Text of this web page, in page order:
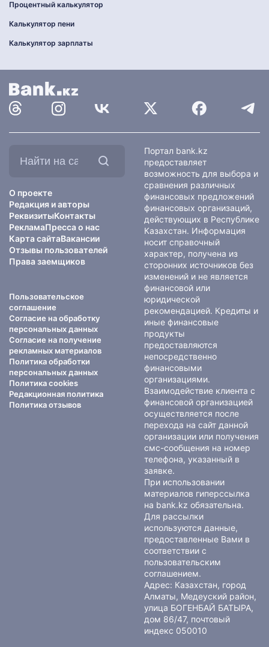
Процентный калькулятор
Калькулятор пени
Калькулятор зарплаты
О проекте
Редакция и авторы
РеквизитыКонтакты
РекламаПресса о нас
Карта сайтаВакансии
Отзывы пользователей
Права заемщиков
Пользовательское
соглашение
Согласие на обработку
персональных данных
Согласие на получение
рекламных материалов
Политика обработки
персональных данных
Политика cookies
Редакционная политика
Политика отзывов
Портал bank.kz
предоставляет
возможность для выбора и
сравнения различных
финансовых предложений
финансовых организаций,
действующих в Республике
Казахстан. Информация
носит справочный
характер, получена из
сторонних источников без
изменений и не является
финансовой или
юридической
рекомендацией. Кредиты и
иные финансовые
продукты
предоставляются
непосредственно
финансовыми
организациями.
Взаимодействие клиента с
финансовой организацией
осуществляется после
перехода на сайт данной
организации или получения
смс-сообщения на номер
телефона, указанный в
заявке.
При использовании
материалов гиперссылка
на bank.kz обязательна.
Для рассылки
используются данные,
предоставленные Вами в
соответствии с
пользовательским
соглашением.
Адрес: Казахстан, город
Алматы, Медеуский район,
улица БОГЕНБАЙ БАТЫРА,
дом 86/47, почтовый
индекс 050010